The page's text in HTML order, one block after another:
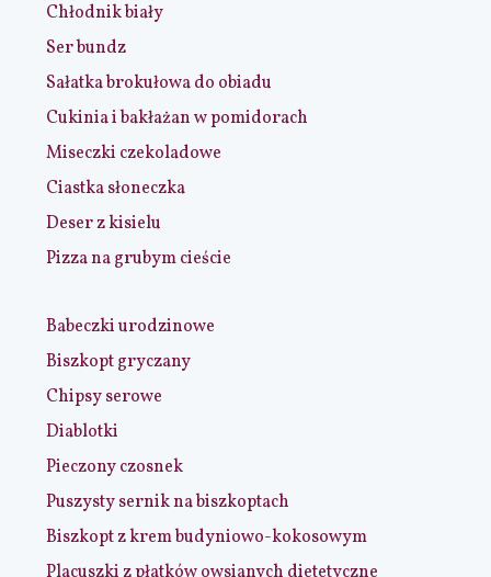
Chłodnik biały
Ser bundz
Sałatka brokułowa do obiadu
Cukinia i bakłażan w pomidorach
Miseczki czekoladowe
Ciastka słoneczka
Deser z kisielu
Pizza na grubym cieście
Babeczki urodzinowe
Biszkopt gryczany
Chipsy serowe
Diablotki
Pieczony czosnek
Puszysty sernik na biszkoptach
Biszkopt z krem budyniowo-kokosowym